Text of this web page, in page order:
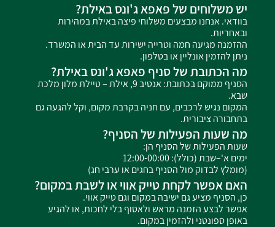
יש משלוחים של פאפא ג'ונס באילת?
בוודאי. אנחנו מבצעים משלוחי פיצה באילת במהירות
ובאחריות.
ההזמנה מגיעה חמה וטרייה ישירות עד הבית או המשרד.
ניתן להזמין אונליין או בטלפון.
מה הכתובת של סניף פאפא ג'ונס באילת?
הסניף ממוקם בכתובת: אנטיב 9, אילת – טיילת מלון מלכת
שבא.
המקום נגיש לרכבים, עם חניה בקרבת מקום, וקל להגעה גם
בתחבורה ציבורית.
מה שעות הפעילות של הסניף?
שעות הפעילות של הסניף הן:
ימים א'–שבת (כולל): 12:00-00:00
(מומלץ לבדוק מול הסניף בחגים או ערבי חג)
האם אפשר לקחת טייק אווי או לשבת במקום?
כן, הסניף מציע גם ישיבה במקום וגם טייק אווי.
אפשר לבצע הזמנה מראש ולאסוף בלי לחכות, או להגיע
באופן ספונטני ולהזמין במקום.